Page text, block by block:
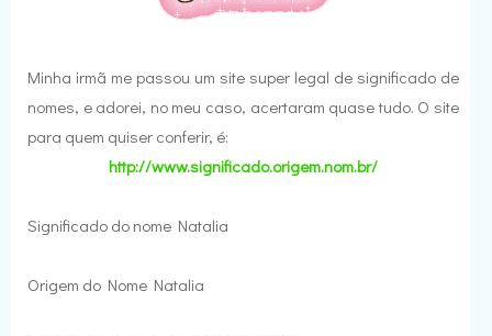
Minha irmã me passou um site super legal de significado de
nomes, e adorei, no meu caso, acertaram quase tudo. O site
para quem quiser conferir, é:
http://www.significado.origem.nom.br/
Significado do nome Natalia
Origem do Nome Natalia